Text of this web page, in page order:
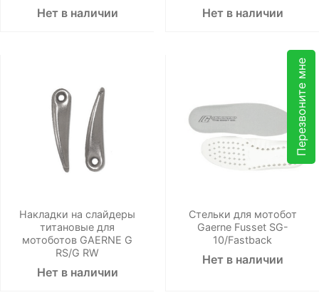
Перезвоните мне
Нет в наличии Нет в наличии
Накладки на слайдеры
титановые для
мотоботов GAERNE G
RS/G RW
Нет в наличии
Стельки для мотобот
Gaerne Fusset SG-
10/Fastback
Нет в наличии